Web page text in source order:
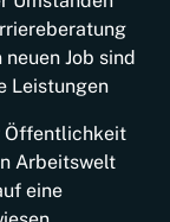
Job sind
Leistungen
Öffentlichkeit
Arbeitswelt
eine